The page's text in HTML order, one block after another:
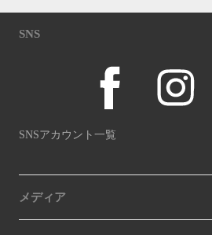
SNS
SNSアカウント一覧
メディア